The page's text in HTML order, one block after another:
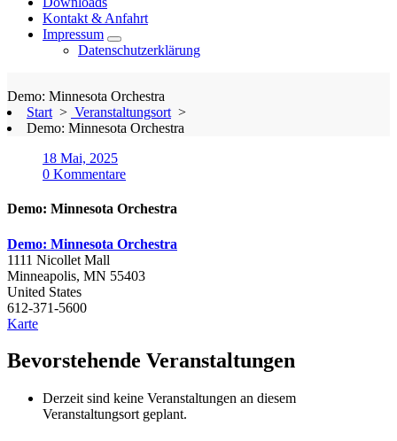
Kontakt & Anfahrt
Impressum
Datenschutzerklärung
Demo: Minnesota Orchestra
Start > Veranstaltungsort >
Demo: Minnesota Orchestra
18 Mai, 2025
0 Kommentare
Demo: Minnesota Orchestra
Demo: Minnesota Orchestra
1111 Nicollet Mall
Minneapolis, MN 55403
United States
612-371-5600
KarteDemo:
Orchestra
Bevorstehende Veranstaltungen
Derzeit sind keine Veranstaltungen an diesem
Veranstaltungsort geplant.